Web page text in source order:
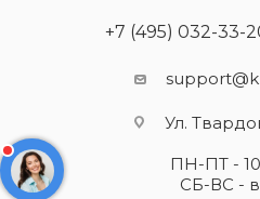
+7 (495) 032-33-
Ул.
ПН-ПТ -
СБ-ВС -